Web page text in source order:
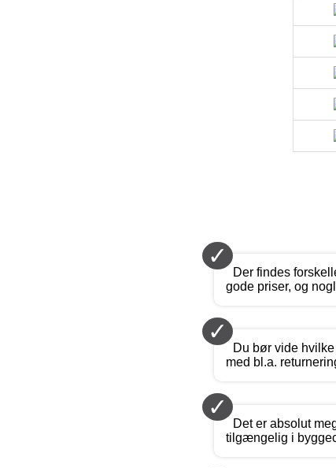
✓
Der findes
gode priser, og
✓
Du bør vide
med bl.a.
✓
Det er absolut
tilgængelig i